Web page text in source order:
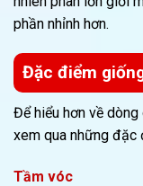
phần nhỉnh hơn.
Đặc điểm
Để hiểu hơn về
xem qua những đặc
Tầm vóc